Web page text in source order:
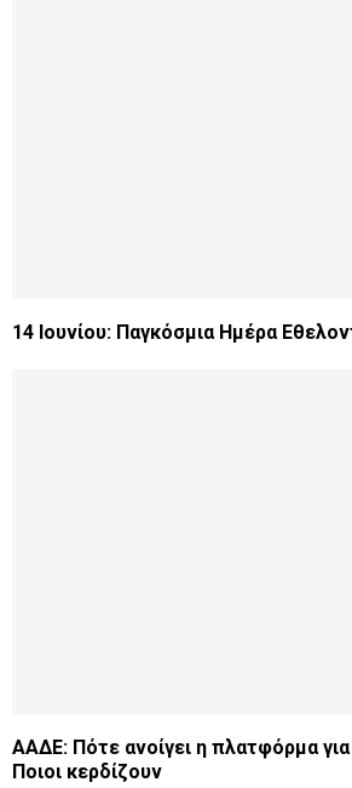
14 Ιουνίου: Παγκόσμια Ημέρα
ΑΑΔΕ: Πότε ανοίγει η πλατφόρμα για
Ποιοι κερδίζουν